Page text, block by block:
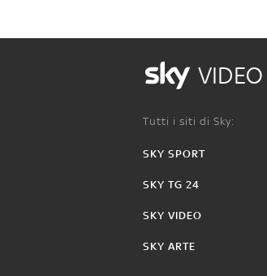
VIDEO
Tutti i siti di Sky:
SKY SPORT
SKY TG 24
SKY VIDEO
SKY ARTE